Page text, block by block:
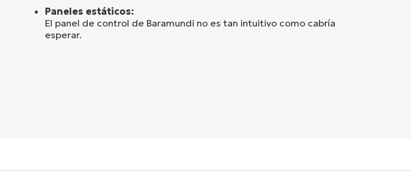
Paneles estáticos:
El panel de control de Baramundi no es tan intuitivo como cabría
esperar.